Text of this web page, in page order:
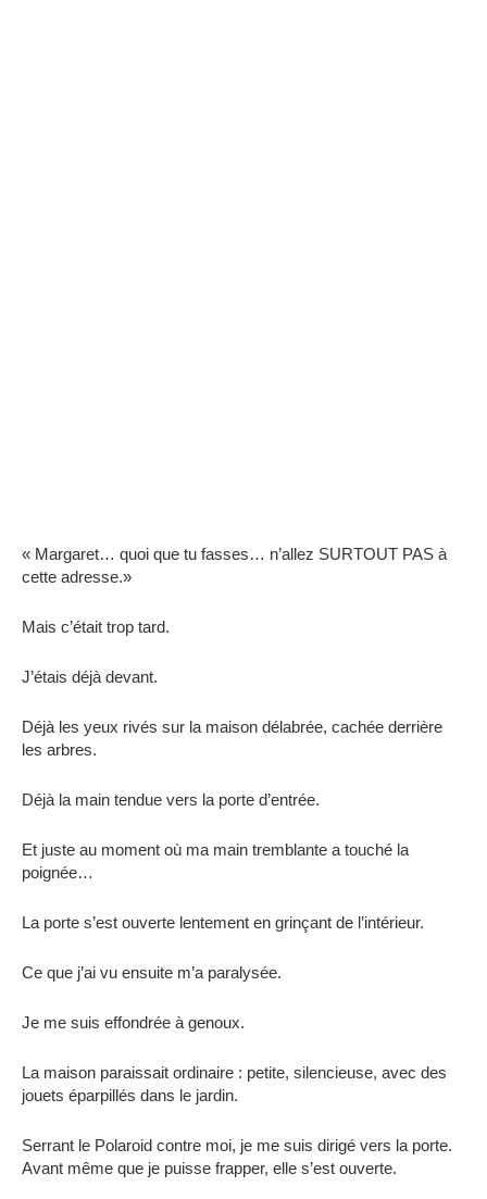
« Margaret… quoi que tu fasses… n’allez SURTOUT PAS à
cette adresse.»
Mais c’était trop tard.
J’étais déjà devant.
Déjà les yeux rivés sur la maison délabrée, cachée derrière
les arbres.
Déjà la main tendue vers la porte d’entrée.
Et juste au moment où ma main tremblante a touché la
poignée…
La porte s’est ouverte lentement en grinçant de l’intérieur.
Ce que j’ai vu ensuite m’a paralysée.
Je me suis effondrée à genoux.
La maison paraissait ordinaire : petite, silencieuse, avec des
jouets éparpillés dans le jardin.
Serrant le Polaroid contre moi, je me suis dirigé vers la porte.
Avant même que je puisse frapper, elle s’est ouverte.